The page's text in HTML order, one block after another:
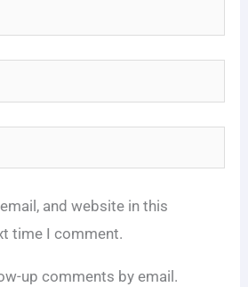
and website in this
time I comment.
up comments by email.